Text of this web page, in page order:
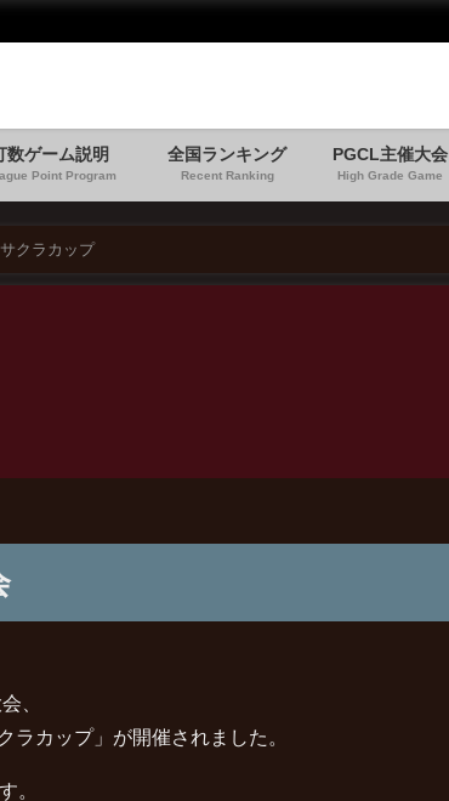
数ゲーム説明
Point Program
全国ランキング
Recent Ranking
PGCL主催大会
High Grade Game
クラカップ
、
ラカップ」が開催されました。
。